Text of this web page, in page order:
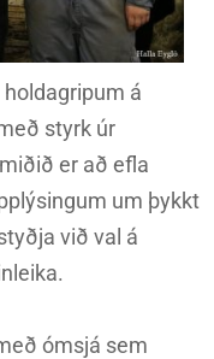
á
styrk úr
er að efla
um þykkt
við val á
ómsjá sem